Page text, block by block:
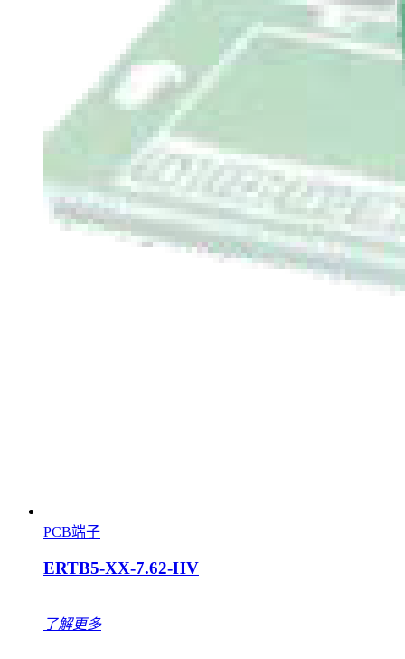
PCB端子
ERTB5-XX-7.62-HV
了解更多